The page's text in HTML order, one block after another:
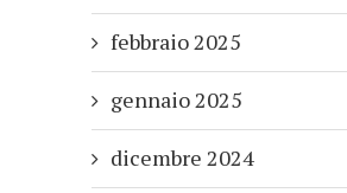
febbraio 2025
gennaio 2025
dicembre 2024